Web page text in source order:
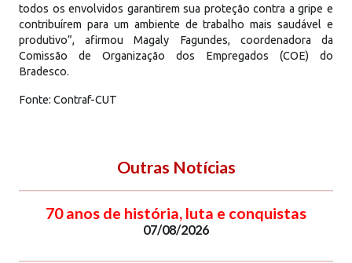
todos os envolvidos garantirem sua proteção contra a gripe e
contribuírem para um ambiente de trabalho mais saudável e
produtivo”, afirmou Magaly Fagundes, coordenadora da
Comissão de Organização dos Empregados (COE) do
Bradesco.
Fonte: Contraf-CUT
Outras Notícias
70 anos de história, luta e conquistas
07/08/2026